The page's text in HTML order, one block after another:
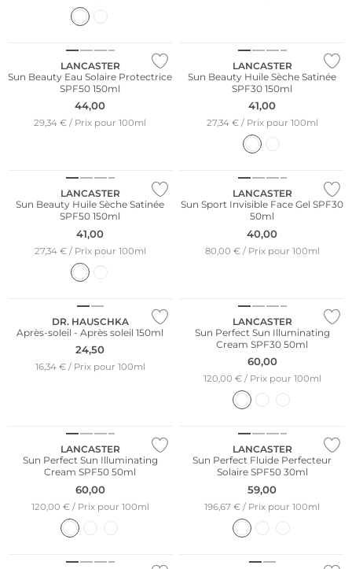
LANCASTER
Sun Beauty Eau Solaire Protectrice
SPF50 150ml
44,00
29,34 € / Prix pour 100ml
LANCASTER
Sun Beauty Huile Sèche Satinée
SPF30 150ml
41,00
27,34 € / Prix pour 100ml
LANCASTER
Sun Beauty Huile Sèche Satinée
SPF50 150ml
41,00
27,34 € / Prix pour 100ml
LANCASTER
Sun Sport Invisible Face Gel SPF30
50ml
40,00
80,00 € / Prix pour 100ml
DR. HAUSCHKA
Après-soleil - Après soleil 150ml
24,50
16,34 € / Prix pour 100ml
LANCASTER
Sun Perfect Sun Illuminating
Cream SPF30 50ml
60,00
120,00 € / Prix pour 100ml
LANCASTER
Sun Perfect Sun Illuminating
Cream SPF50 50ml
60,00
120,00 € / Prix pour 100ml
LANCASTER
Sun Perfect Fluide Perfecteur
Solaire SPF50 30ml
59,00
196,67 € / Prix pour 100ml